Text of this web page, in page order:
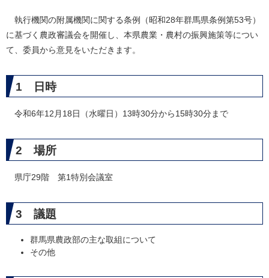
執行機関の附属機関に関する条例（昭和28年群馬県条例第53号）
に基づく農政審議会を開催し、本県農業・農村の振興施策等につい
て、委員から意見をいただきます。
1 日時
令和6年12月18日（水曜日）13時30分から15時30分まで
2 場所
県庁29階 第1特別会議室
3 議題
群馬県農政部の主な取組について
その他